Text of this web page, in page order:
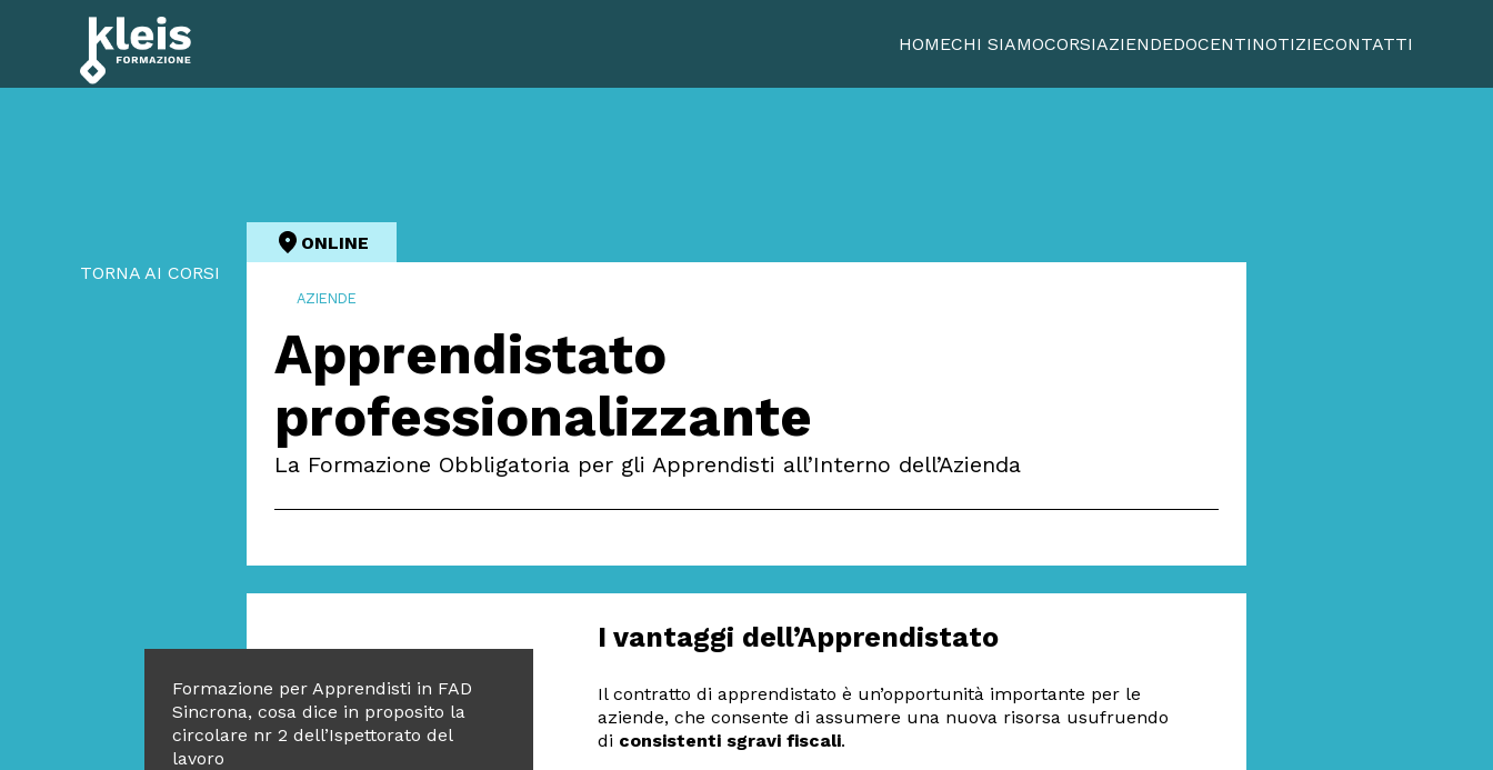
HOMECHI SIAMOCORSIAZIENDEDOCENTINOTIZIECONTATTI
InstagramFacebook
TiktokYouTube
ONLINE
TORNA AI CORSI
AZIENDE
Apprendistato
professionalizzante
La Formazione Obbligatoria per gli Apprendisti all’Interno dell’Azienda
Formazione per Apprendisti in FAD
Sincrona, cosa dice in proposito la
circolare nr 2 dell’Ispettorato del
lavoro
I vantaggi dell’Apprendistato
Il contratto di apprendistato è un’opportunità importante per le
aziende, che consente di assumere una nuova risorsa usufruendo
di consistenti sgravi fiscali.